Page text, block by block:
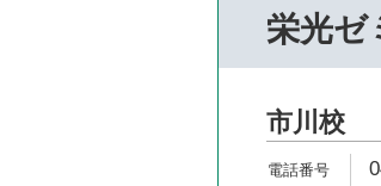
栄光ゼ
市川校